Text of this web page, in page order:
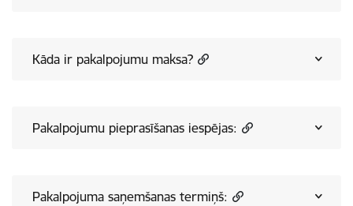
Kāda ir pakalpojumu maksa?
Pakalpojumu pieprasīšanas iespējas:
Pakalpojuma saņemšanas termiņš: